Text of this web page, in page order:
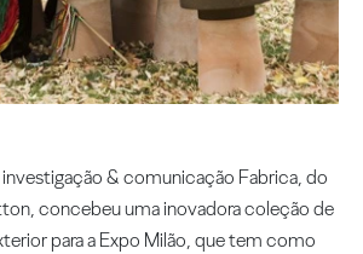
& comunicação Fabrica, do
concebeu uma inovadora coleção de
para a Expo Milão, que tem como